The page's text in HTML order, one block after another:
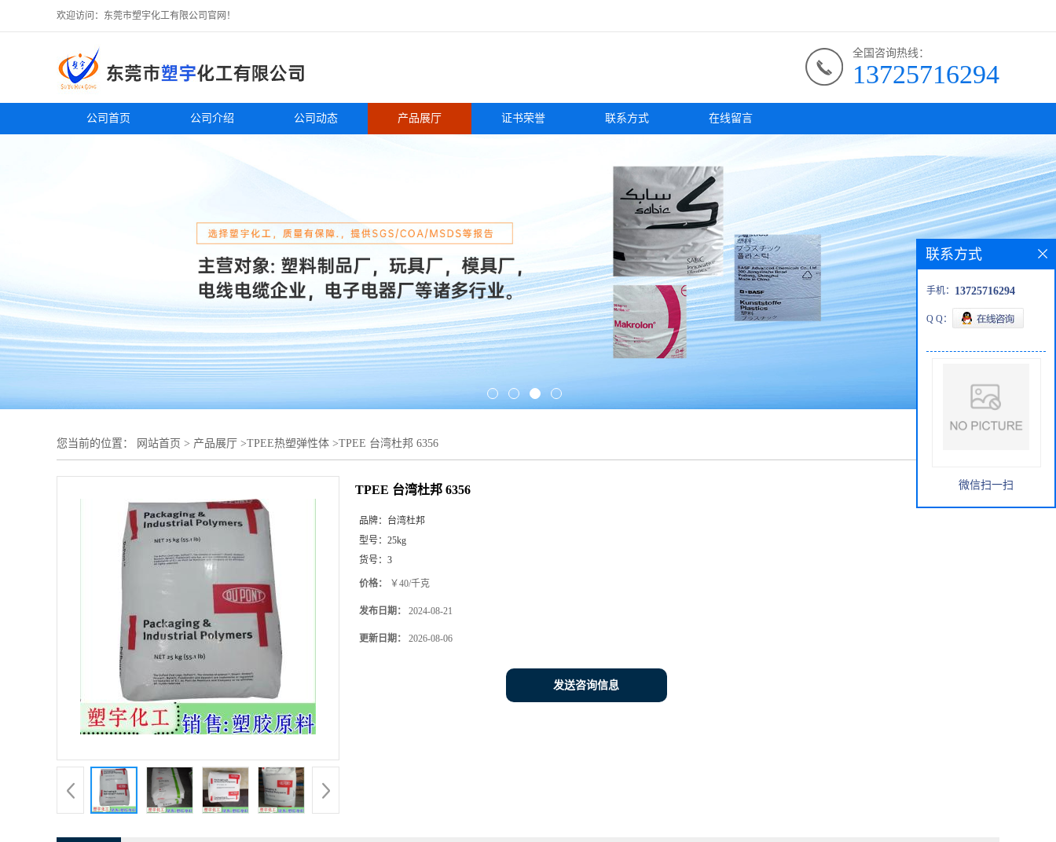
欢迎访问：东莞市塑宇化工有限公司官网！
全国咨询热线：
13725716294
公司首页 公司介绍 公司动态 产品展厅 证书荣誉 联系方式 在线留言
您当前的位置： 网站首页 > 产品展厅 >TPEE热塑弹性体 >TPEE 台湾杜邦 6356
TPEE 台湾杜邦 6356
品牌： 台湾杜邦
型号： 25kg
货号： 3
价格： ￥40/千克
发布日期： 2024-08-21
更新日期： 2026-08-06
发送咨询信息
联系方式
手机： 13725716294
Q Q：
微信扫一扫